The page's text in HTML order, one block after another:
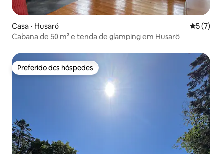
Casa ⋅ Husarö 5 de
5 (7)
Cabana de 50 m² e tenda de glamping em Husarö
Preferido dos hóspedes
Preferido dos hóspedes